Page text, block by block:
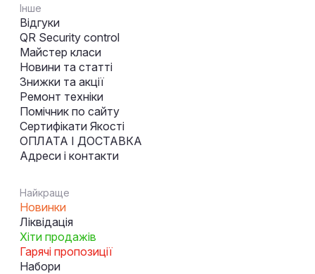
Інше
Відгуки
QR Security control
Майстер класи
Новини та статті
Знижки та акції
Ремонт техніки
Помічник по сайту
Сертифікати Якості
ОПЛАТА І ДОСТАВКА
Адреси і контакти
Найкраще
Новинки
Ліквідація
Хіти продажів
Гарячі пропозиції
Набори